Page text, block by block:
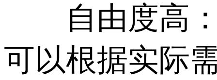
自由度高：
可以根据实际